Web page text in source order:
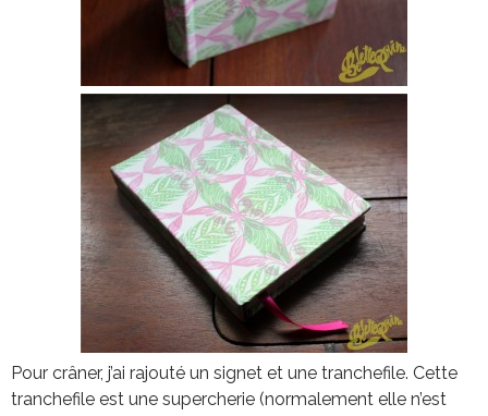
Pour crâner, j’ai rajouté un signet et une tranchefile. Cette
tranchefile est une supercherie (normalement elle n’est